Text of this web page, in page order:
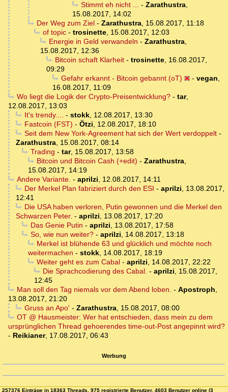
Stimmt eh nicht ... - Zarathustra,
15.08.2017, 14:02
Der Weg zum Ziel- Zarathustra, 15.08.2017, 11:18
of topic- trosinette, 15.08.2017, 12:03
Energie in Geld verwandeln - Zarathustra,
15.08.2017, 12:36
Bitcoin schaft Klarheit- trosinette, 16.08.2017,
09:29
Gefahr erkannt - Bitcoin gebannt (oT)
- vegan,
16.08.2017, 11:09
Wo liegt die Logik der Crypto-Preisentwicklung?- tar,
12.08.2017, 13:03
It's trendy.... - stokk, 12.08.2017, 13:30
Fastcoin (FST) - Ötzi, 12.08.2017, 18:10
Seit dem New York-Agreement hat sich der Wert verdoppelt-
Zarathustra, 15.08.2017, 08:14
Trading - tar, 15.08.2017, 13:58
Bitcoin und Bitcoin Cash (+edit) - Zarathustra,
15.08.2017, 14:19
Andere Variante. - aprilzi, 12.08.2017, 14:11
Der Merkel Plan fabriziert durch den ESI - aprilzi, 13.08.2017,
12:41
Die USA haben verloren, Putin gewonnen und die Merkel den
Schwarzen Peter. - aprilzi, 13.08.2017, 17:20
Das Genie Putin - aprilzi, 13.08.2017, 17:58
So, wie nun weiter?- aprilzi, 14.08.2017, 13:18
Merkel ist blühende 63 und glücklich und möchte noch
weitermachen - stokk, 14.08.2017, 18:19
Weiter geht es zum Cabal- aprilzi, 14.08.2017, 22:22
Die Sprachcodierung des Cabal. - aprilzi, 15.08.2017,
12:45
Man soll den Tag niemals vor dem Abend loben. - Apostroph,
13.08.2017, 21:20
Gruss an Apo' - Zarathustra, 15.08.2017, 08:00
OT @ Hausmeister: Wer hat entschieden, dass mein zu dem
ursprünglichen Thread gehoerendes time-out-Post angepinnt wird?
- Reikianer, 17.08.2017, 06:43
Werbung
257376 Einträge in 18363 Threads, 975 registrierte Benutzer, 4603 Benutzer online (3